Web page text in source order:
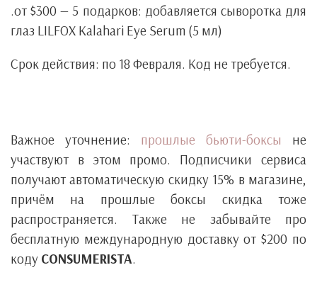
.от $300 — 5 подарков: добавляется сыворотка для
глаз LILFOX Kalahari Eye Serum (5 мл)
Срок действия: по 18 Февраля. Код не требуется.
Важное уточнение: прошлые бьюти-боксы не
участвуют в этом промо. Подписчики сервиса
получают автоматическую скидку 15% в магазине,
причём на прошлые боксы скидка тоже
распространяется. Также не забывайте про
бесплатную международную доставку от $200 по
коду CONSUMERISTA.